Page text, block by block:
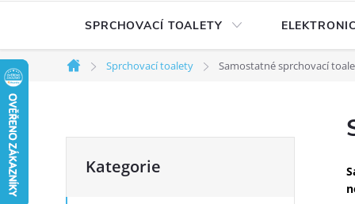
SPRCHOVACÍ TOALETY
Domů
Sprchovací toalety Samostatné sprchovací
Postranní panel
Kategorie